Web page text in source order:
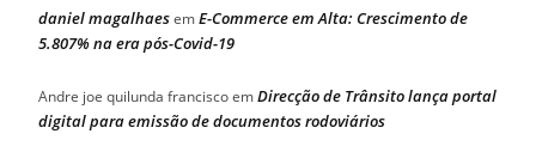
daniel magalhaesemE-Commerce em Alta: Crescimento de
5.807% na era pós-Covid-19
Andre joe quilunda franciscoemDirecção de Trânsito lança portal
digital para emissão de documentos rodoviários